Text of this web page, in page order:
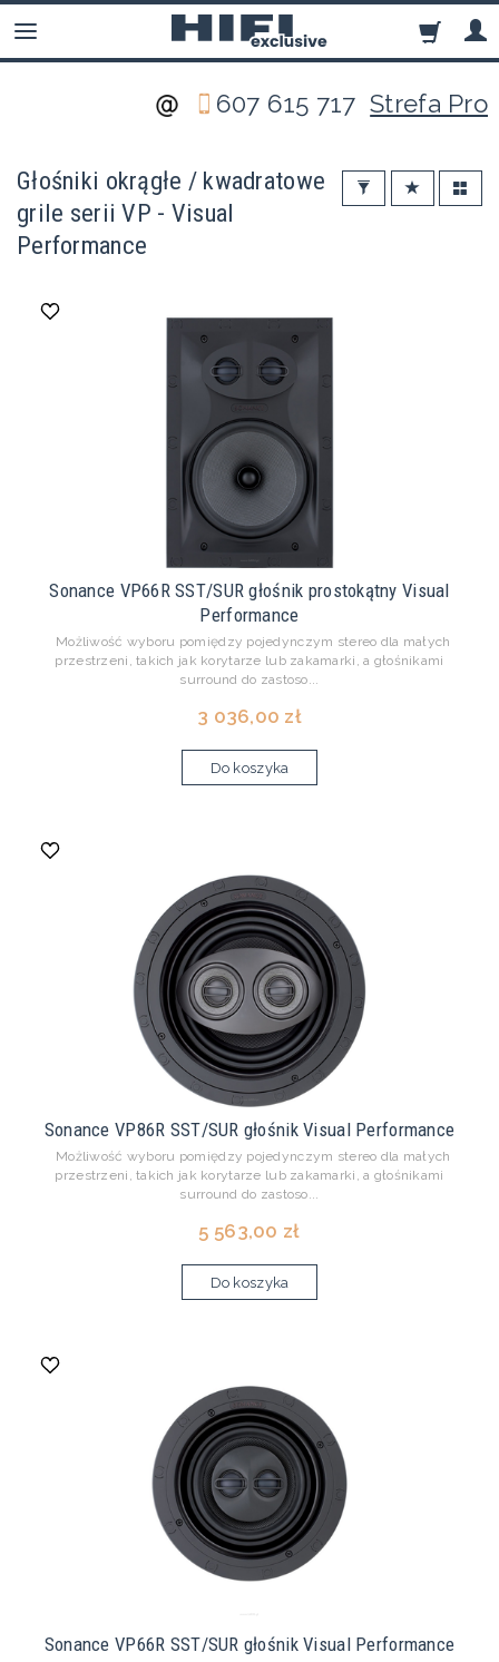
607 615 717Strefa Pro
Głośniki okrągłe / kwadratowe
grile serii VP - Visual
Performance
Sonance VP66R SST/SUR głośnik prostokątny Visual
Performance
Możliwość wyboru pomiędzy pojedynczym stereo dla małych
przestrzeni, takich jak korytarze lub zakamarki, a głośnikami
surround do zastoso...
3 036,00 zł
Do koszyka
Sonance VP86R SST/SUR głośnik Visual Performance
Możliwość wyboru pomiędzy pojedynczym stereo dla małych
przestrzeni, takich jak korytarze lub zakamarki, a głośnikami
surround do zastoso...
5 563,00 zł
Do koszyka
Sonance VP66R SST/SUR głośnik Visual Performance